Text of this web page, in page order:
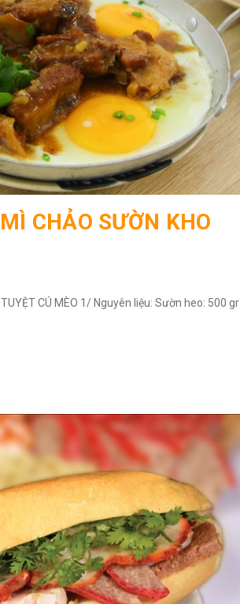
CHẢO SƯỜN KHO
CÚ MÈO 1/ Nguyên liệu: Sườn heo: 500 gr